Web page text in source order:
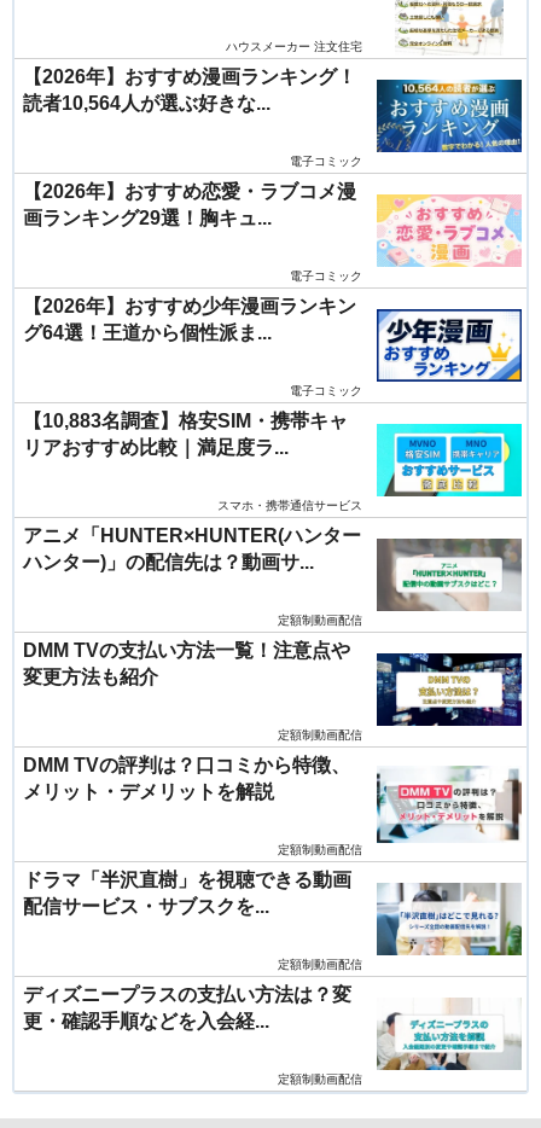
ハウスメーカー 注文住宅
【2026年】おすすめ漫画ランキング！
読者10,564人が選ぶ好きな...
電子コミック
【2026年】おすすめ恋愛・ラブコメ漫
画ランキング29選！胸キュ...
電子コミック
【2026年】おすすめ少年漫画ランキン
グ64選！王道から個性派ま...
電子コミック
【10,883名調査】格安SIM・携帯キャ
リアおすすめ比較｜満足度ラ...
スマホ・携帯通信サービス
アニメ「HUNTER×HUNTER(ハンター
ハンター)」の配信先は？動画サ...
定額制動画配信
DMM TVの支払い方法一覧！注意点や
変更方法も紹介
定額制動画配信
DMM TVの評判は？口コミから特徴、
メリット・デメリットを解説
定額制動画配信
ドラマ「半沢直樹」を視聴できる動画
配信サービス・サブスクを...
定額制動画配信
ディズニープラスの支払い方法は？変
更・確認手順などを入会経...
定額制動画配信